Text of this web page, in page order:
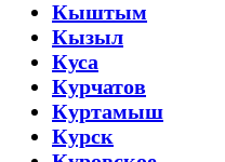
Кыштым
Кызыл
Куса
Курчатов
Куртамыш
Курск